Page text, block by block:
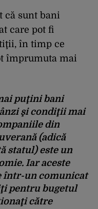
că sunt bani
care pot fi
în timp ce
împrumuta mai
puţini bani
şi condiţii mai
din
(adică
statul) este un
Iar aceste
într-un comunicat
pentru bugetul
către